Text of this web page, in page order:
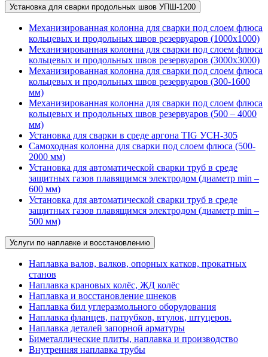
Установка для сварки продольных швов УПШ-1200
Механизированная колонна для сварки под слоем флюса
кольцевых и продольных швов резервуаров (1000х1000)
Механизированная колонна для сварки под слоем флюса
кольцевых и продольных швов резервуаров (3000х3000)
Механизированная колонна для сварки под слоем флюса
кольцевых и продольных швов резервуаров (300-1600
мм)
Механизированная колонна для сварки под слоем флюса
кольцевых и продольных швов резервуаров (500 – 4000
мм)
Установка для сварки в среде аргона TIG УСН-305
Самоходная колонна для сварки под слоем флюса (500-
2000 мм)
Установка для автоматической сварки труб в среде
защитных газов плавящимся электродом (диаметр min –
600 мм)
Установка для автоматической сварки труб в среде
защитных газов плавящимся электродом (диаметр min –
500 мм)
Услуги по наплавке и восстановлению
Наплавка валов, валков, опорных катков, прокатных
станов
Наплавка крановых колёс, ЖД колёс
Наплавка и восстановление шнеков
Наплавка бил углеразмольного оборудования
Наплавка фланцев, патрубков, втулок, штуцеров.
Наплавка деталей запорной арматуры
Биметаллические плиты, наплавка и производство
Внутренняя наплавка трубы